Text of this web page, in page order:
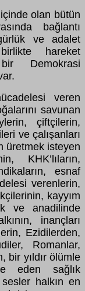
olan bütün
bağlantı
ve adalet
hareket
Demokrasi
veren
savunan
çiftçilerin,
ve çalışanları
üretmek isteyen
KHK’lıların,
esnaf
verenlerin,
kayyım
ve anadilinde
inançları
Ezidilerden,
Romanlar,
bir yıldır ölümle
eden sağlık
halkın en